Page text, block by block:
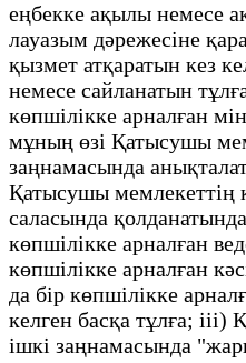
еңбекке ақылы немесе
лауазым дәрежесіне
қызмет атқаратын кез
немесе сайланатын
көпшілікке арналған
мұның өзі Қатысушы
заңнамасында
Қатысушы мемлекеттің
саласында
көпшілікке арналған
көпшілікке арналған
да бір көпшілікке
келген басқа тұлға;
ішкі заңнамасында